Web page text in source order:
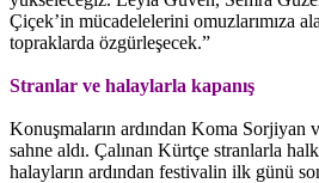
Çiçek’in mücadelelerini omuzlarımıza
topraklarda özgürleşecek.”
Stranlar ve halaylarla kapanış
Konuşmaların ardından Koma Sorjiyan
sahne aldı. Çalınan Kürtçe stranlarla
halayların ardından festivalin ilk günü